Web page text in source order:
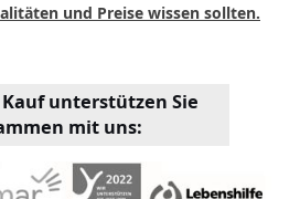
und Preise wissen sollten.
unterstützen Sie
mit uns: